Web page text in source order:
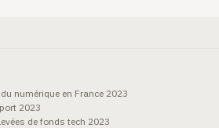
numérique en France 2023
2023
de fonds tech 2023